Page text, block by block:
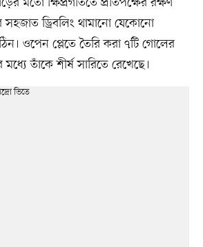
সহজাত ড্রিবলিং থামানো যেকোনো
ওপেন প্লেতে তৈরি করা ৭টি গোলের
তাঁকে শীর্ষ সারিতে রেখেছে।